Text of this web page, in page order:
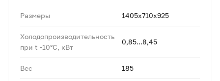
Размеры 1405x710x925
Холодопроизводительность
при t -10°C, кВт
0,85...8,45
Вес 185